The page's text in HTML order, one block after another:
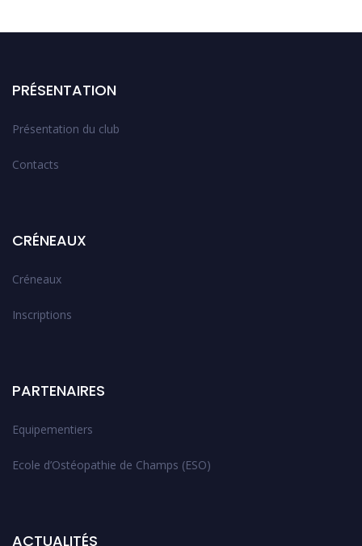
PRÉSENTATION
Présentation du club
Contacts
CRÉNEAUX
Créneaux
Inscriptions
PARTENAIRES
Equipementiers
Ecole d’Ostéopathie de Champs (ESO)
ACTUALITÉS